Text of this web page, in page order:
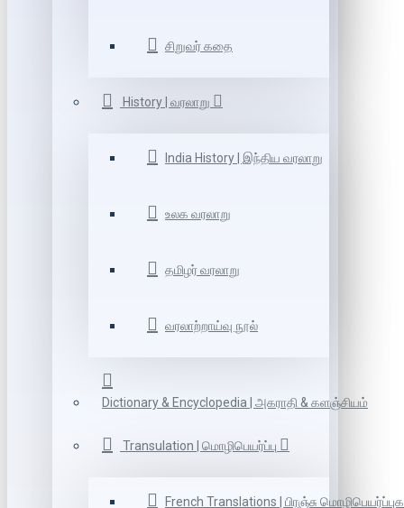
சிறுவர் கதை
History | வரலாறு
India History | இந்திய வரலாறு
உலக வரலாறு
தமிழர் வரலாறு
வரலாற்றாய்வு நூல்
Dictionary & Encyclopedia | அகராதி & களஞ்சியம்
Transulation | மொழிபெயர்ப்பு
French Translations | பிரஞ்சு